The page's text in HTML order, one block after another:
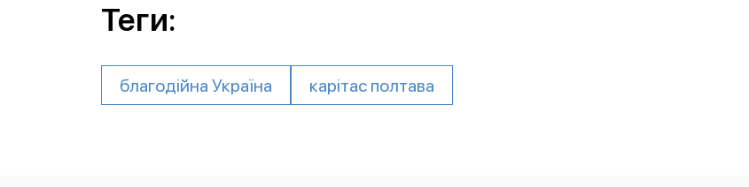
Теги:
благодійна Україна карітас полтава